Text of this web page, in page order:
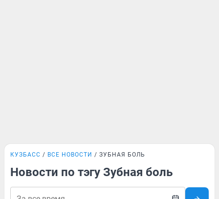
КУЗБАСС ВСЕ НОВОСТИ ЗУБНАЯ БОЛЬ
Новости по тэгу Зубная боль